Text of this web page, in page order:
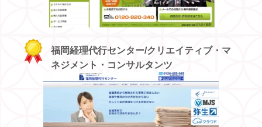
福岡経理代行センター/クリエイティブ・マ
ネジメント・コンサルタンツ